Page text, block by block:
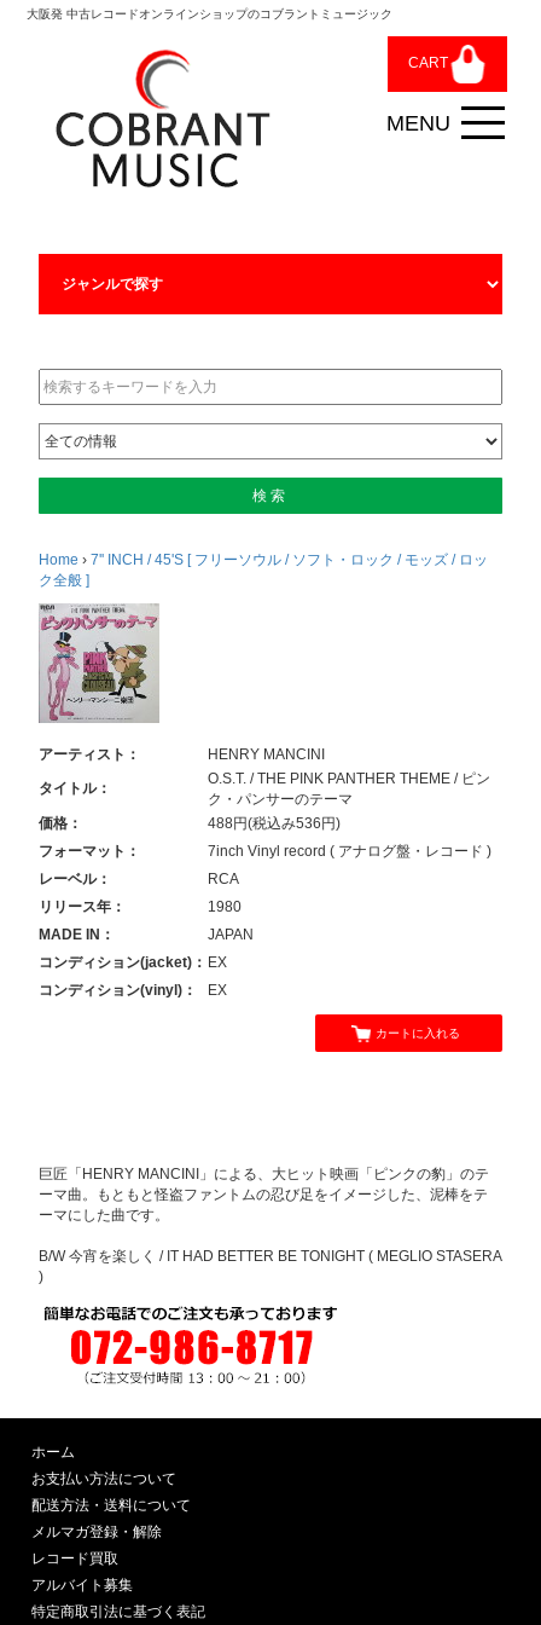
大阪発 中古レコードオンラインショップのコブラントミュージック
CART
Home ›7'' INCH / 45'S [ フリーソウル / ソフト・ロック / モッズ / ロッ
ク全般 ]
アーティスト：
HENRY MANCINI
タイトル：
O.S.T. / THE PINK PANTHER THEME / ピン
ク・パンサーのテーマ
価格：
488円(税込み536円)
フォーマット：
7inch Vinyl record ( アナログ盤・レコード )
レーベル：
RCA
リリース年：
1980
MADE IN：
JAPAN
コンディション(jacket)： EX
コンディション(vinyl)：
EX
カートに入れる
巨匠「HENRY MANCINI」による、大ヒット映画「ピンクの豹」のテ
ーマ曲。もともと怪盗ファントムの忍び足をイメージした、泥棒をテ
ーマにした曲です。
B/W 今宵を楽しく / IT HAD BETTER BE TONIGHT ( MEGLIO STASERA
)
ホーム
お支払い方法について
配送方法・送料について
メルマガ登録・解除
レコード買取
アルバイト募集
特定商取引法に基づく表記